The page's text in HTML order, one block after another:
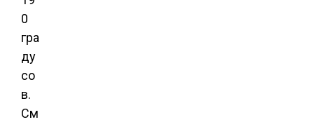
0
гра
ду
со
в.
См